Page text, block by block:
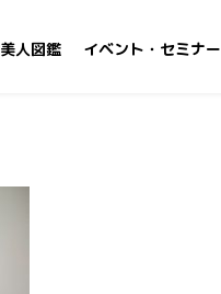
美人図鑑 イベント・セミナー